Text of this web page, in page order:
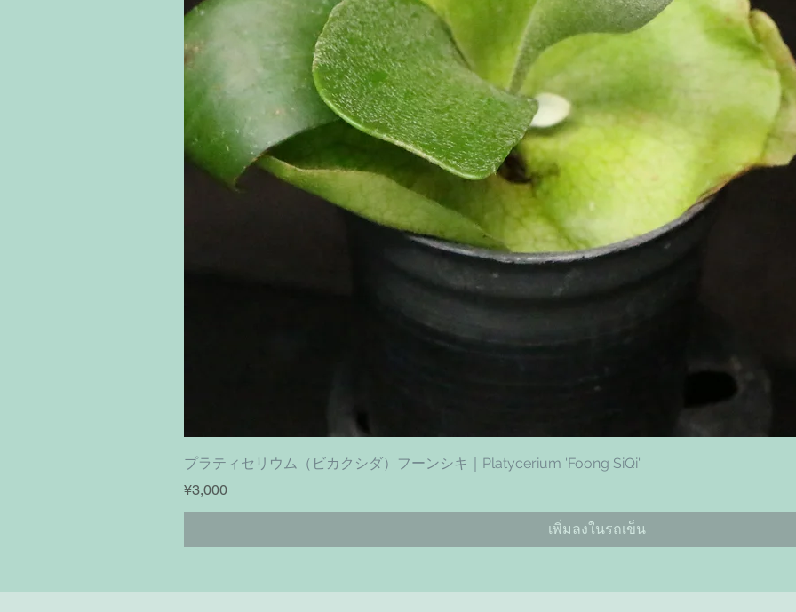
ดูข้อมูลด่วน
プラティセリウム（ビカクシダ）フーンシキ｜Platycerium 'Foong SiQi'
ราคา
¥3,000
เพิ่มลงในรถเข็น